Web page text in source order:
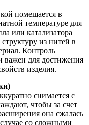
помещается в
температуре для
или катализатора
из нитей в
Контроль
важен для достижения
изделия.
снимается с
чтобы за счет
она сжалась
со сложными